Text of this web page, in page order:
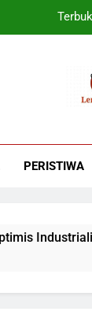
PERISTIWA
Industrialisasi